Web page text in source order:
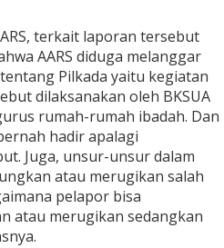
terkait laporan tersebut
AARS diduga melanggar
Pilkada yaitu kegiatan
dilaksanakan oleh BKSUA
rumah-rumah ibadah. Dan
hadir apalagi
Juga, unsur-unsur dalam
atau merugikan salah
pelapor bisa
atau merugikan sedangkan